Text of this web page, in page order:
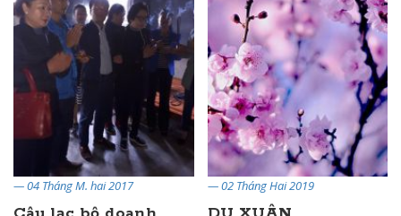
— 04 Tháng M. hai 2017 — 02 Tháng Hai 2019